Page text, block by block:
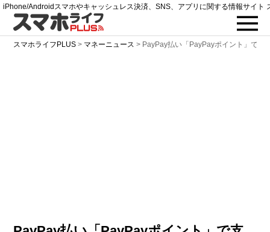
iPhone/Androidスマホやキャッシュレス決済、SNS、アプリに関する情報サイト
スマホライフPLUS > マネーニュース > PayPay払い「PayPayポイント」で支